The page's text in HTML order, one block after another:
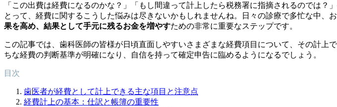
「この出費は経費になるのかな？」「もし間違って計上したら税務署に指摘されるのでは
とって、経費に関するこうした悩みは尽きないかもしれませんね。日々の診療で多忙な中、
果を高め、結果として手元に残るお金を増やすための非常に重要なステップです。
この記事では、歯科医師の皆様が日頃直面しやすいさまざまな経費項目について、その計
ちな経費の判断基準が明確になり、自信を持って確定申告に臨めるようになるでしょう。
目次
歯医者が経費として計上できる主な項目と注意点
経費計上の基本：仕訳と帳簿の重要性